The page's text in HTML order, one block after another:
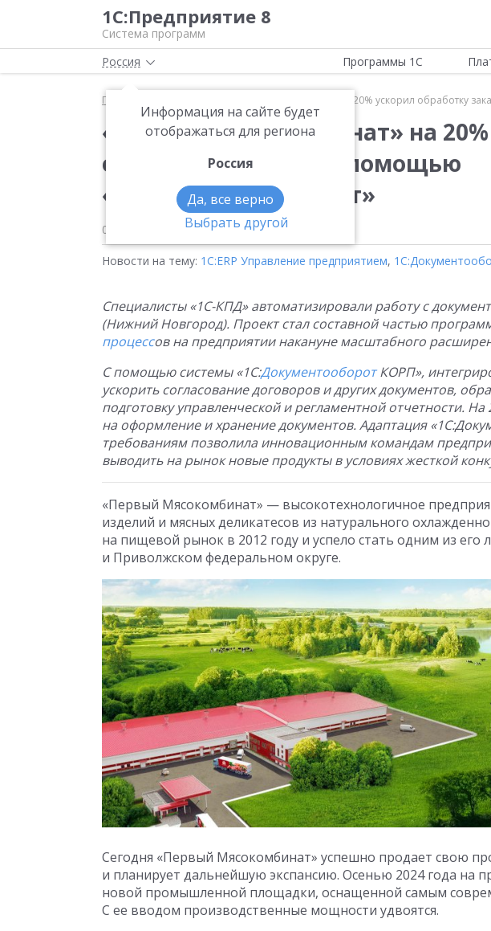
1С:Предприятие 8
Система программ
Россия
Информация на сайте будет
отображаться для региона
Россия
Да, все верно
Выбрать другой
Программы 1С
Главная «Первый Мясокомбинат» на 20% ускорил обработку
«Первый Мясокомбинат» на
обработку заказов с помощью
«1С:Документооборот»
09.07.2024
Новости на тему: 1С:ERP Управление предприятием,
Специалисты «1С-КПД» автоматизировали работу с
(Нижний Новгород). Проект стал составной частью
процессов на предприятии накануне масштабного
С помощью системы «1С:ДокументооборотКОРП»,
ускорить согласование договоров и других документов,
подготовку управленческой и регламентной отчетности. На
на оформление и хранение документов. Адаптация
требованиям позволила инновационным командам
выводить на рынок новые продукты в условиях жесткой
«Первый Мясокомбинат» — высокотехнологичное
изделий и мясных деликатесов из натурального
на пищевой рынок в 2012 году и успело стать одним из
и Приволжском федеральном округе.
Сегодня «Первый Мясокомбинат» успешно продает свою
и планирует дальнейшую экспансию. Осенью 2024 года на
новой промышленной площадки, оснащенной самым
С ее вводом производственные мощности удвоятся.